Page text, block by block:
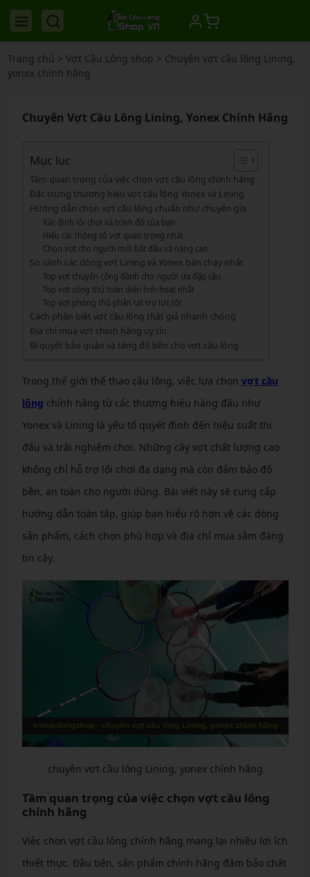
Trang chủ > Vợt Cầu Lông shop > Chuyên vợt cầu lông Lining,
yonex chính hãng
Chuyên Vợt Cầu Lông Lining, Yonex Chính Hãng
Mục lục
Tầm quan trọng của việc chọn vợt cầu lông chính hãng
Đặc trưng thương hiệu vợt cầu lông Yonex và Lining
Hướng dẫn chọn vợt cầu lông chuẩn như chuyên gia
Xác định lối chơi và trình độ của bạn
Hiểu các thông số vợt quan trọng nhất
Chọn vợt cho người mới bắt đầu và nâng cao
So sánh các dòng vợt Lining và Yonex bán chạy nhất
Top vợt chuyên công dành cho người ưa đập cầu
Top vợt công thủ toàn diện linh hoạt nhất
Top vợt phòng thủ phản tạt trợ lực tốt
Cách phân biệt vợt cầu lông thật giả nhanh chóng
Địa chỉ mua vợt chính hãng uy tín
Bí quyết bảo quản và tăng độ bền cho vợt cầu lông
Trong thế giới thể thao cầu lông, việc lựa chọn vợt cầu
lông chính hãng từ các thương hiệu hàng đầu như
Yonex và Lining là yếu tố quyết định đến hiệu suất thi
đấu và trải nghiệm chơi. Những cây vợt chất lượng cao
không chỉ hỗ trợ lối chơi đa dạng mà còn đảm bảo độ
bền, an toàn cho người dùng. Bài viết này sẽ cung cấp
hướng dẫn toàn tập, giúp bạn hiểu rõ hơn về các dòng
sản phẩm, cách chọn phù hợp và địa chỉ mua sắm đáng
tin cậy.
chuyên vợt cầu lông Lining, yonex chính hãng
Tầm quan trọng của việc chọn vợt cầu lông
chính hãng
Việc chọn vợt cầu lông chính hãng mang lại nhiều lợi ích
thiết thực. Đầu tiên, sản phẩm chính hãng đảm bảo chất